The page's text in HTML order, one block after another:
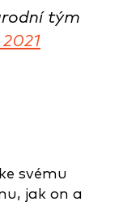
tým
svému
jak on a